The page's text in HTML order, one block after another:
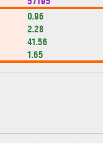
0.96
2.28
41.56
1.65